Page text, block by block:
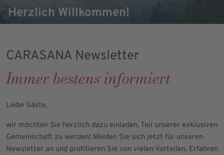
Herzlich Willkommen!
CARASANA Newsletter
Immer bestens informiert
Liebe Gäste,
wir möchten Sie herzlich dazu einladen, Teil unserer exklusiven
Gemeinschaft zu werden! Melden Sie sich jetzt für unseren
Newsletter an und profitieren Sie von vielen Vorteilen. Erfahren